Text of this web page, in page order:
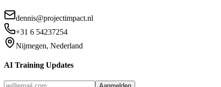
dennis@projectimpact.nl
+31 6 54237254
Nijmegen, Nederland
AI Training Updates